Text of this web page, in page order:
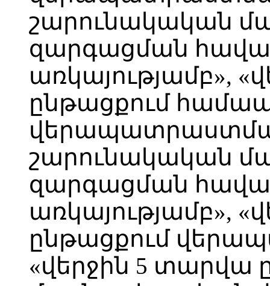
շարունակական
զարգացման
առկայությամբ»,
ընթացքում
շարունակական
զարգացման
առկայությամբ»,
ընթացքում
«վերջին 5 տարվա